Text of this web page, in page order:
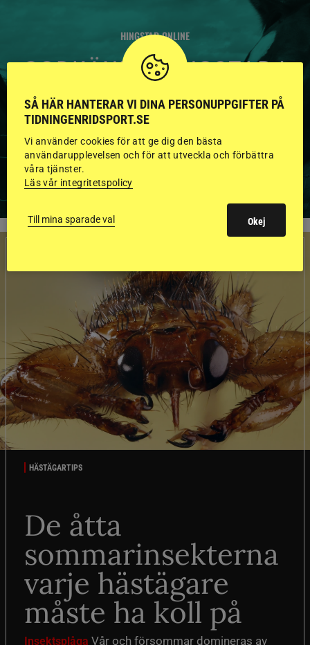
HINGSTAR ONLINE
GODKÄNDA HINGSTAR I
FLERA KATEGORIER MED
BILDER OCH FAKTA
VISA ALLA HINGSTAR
HÄSTÄGARTIPS
De åtta
sommarinsekterna
varje hästägare
måste ha koll på
Insektsplåga Vår och försommar domineras av
SÅ HÄR HANTERAR VI DINA PERSONUPPGIFTER PÅ
TIDNINGENRIDSPORT.SE
Vi använder cookies för att ge dig den bästa
användarupplevelsen och för att utveckla och förbättra
våra tjänster.
Läs vår integritetspolicy
Till mina sparade val Okej